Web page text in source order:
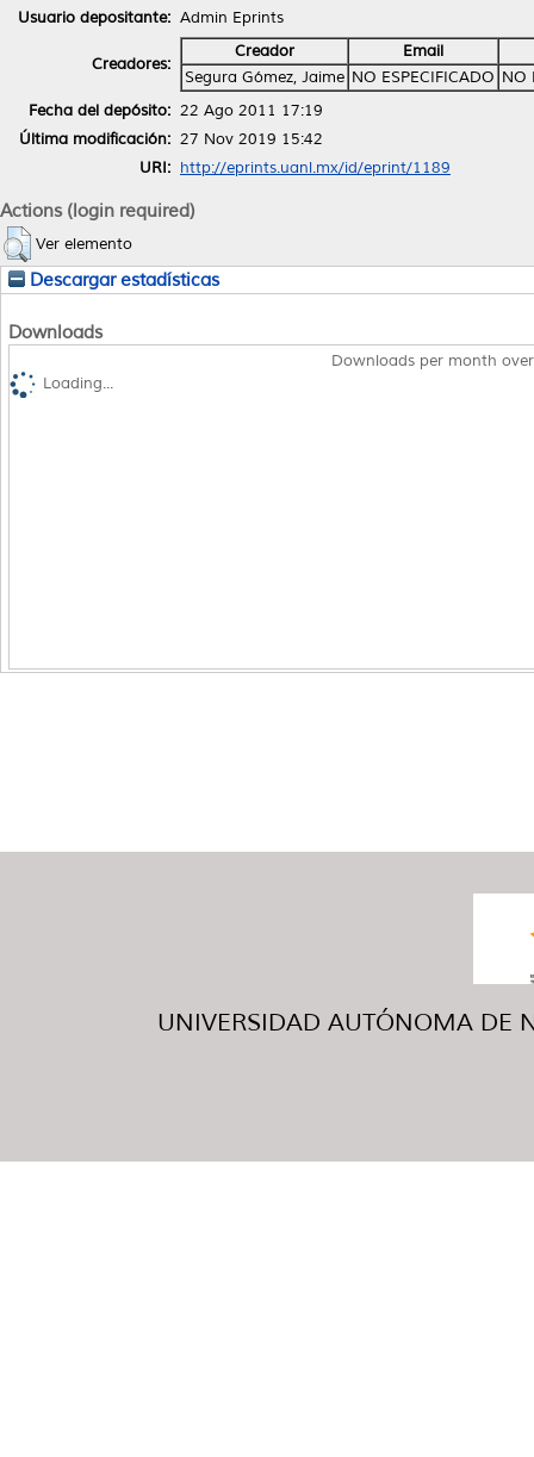
Usuario depositante: Admin Eprints
Creadores:
Creador
Email
Segura Gómez, Jaime NO ESPECIFICADO NO
Fecha del depósito: 22 Ago 2011 17:19
Última modificación: 27 Nov 2019 15:42
URI: http://eprints.uanl.mx/id/eprint/1189
Actions (login required)
Ver elemento
Descargar estadísticas
Downloads
Downloads per month
Loading...
UNIVERSIDAD AUTÓNOMA DE